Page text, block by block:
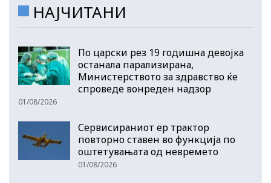
НАЈЧИТАНИ
По царски рез 19 годишна девојка
останала парализирана,
Министерството за здравство ќе
спроведе вонреден надзор
01/08/2026
Сервисираниот ер трактор
повторно ставен во функција по
оштетувањата од невремето
01/08/2026